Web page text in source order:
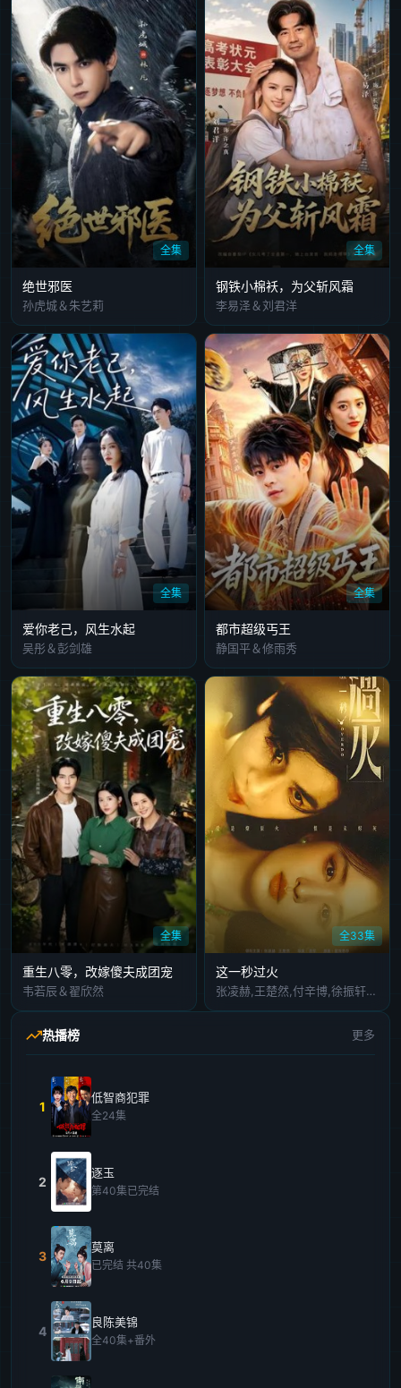
全集
绝世邪医
孙虎城＆朱艺莉
全集
钢铁小棉袄，为父斩风霜
李易泽＆刘君洋
全集
爱你老己，风生水起
吴彤＆彭剑雄
全集
都市超级丐王
静国平＆修雨秀
全集
重生八零，改嫁傻夫成团宠
韦若辰＆翟欣然
全33集
这一秒过火
张凌赫,王楚然,付辛博,徐振轩,鹤秋,王籽苏,胡杏儿,沙宝亮,吴莫愁,毛孩,鹿骐,苇青,刘令姿,康可人,陈东阳,黄博远,斓曦,张弓,金俊秀,陈欣予
热播榜 更多
1
低智商犯罪
全24集
2
逐玉
第40集已完结
3
莫离
已完结 共40集
4
良陈美锦
全40集+番外